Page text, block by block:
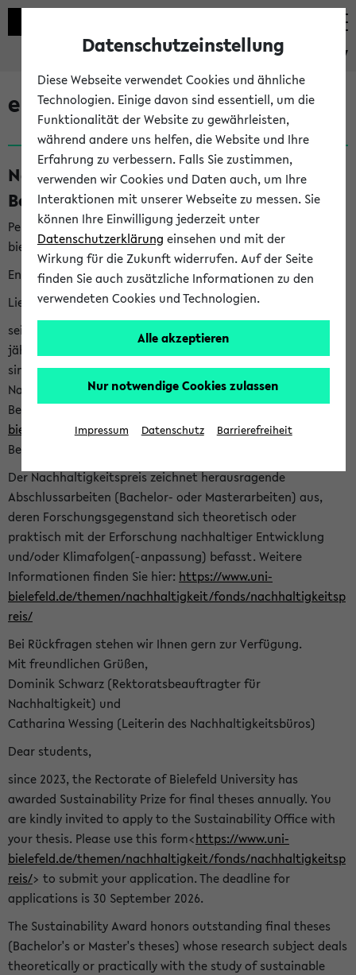
eKVV
eKVV News
Nachhaltigkeitspreis 2026:
Bewerbungsphase gestartet (06.08.26)
Per E-Mail eingestellt von nachhaltigkeitsbuero@uni-
bielefeld.de an den Verteiler 'Alle Studierenden':
English version below
Liebe Studierende,
seit 2023 verleiht das Rektorat der Universität Bielefeld
jährlich den Nachhaltigkeitspreis für Abschlussarbeiten. Sie
sind herzlich eingeladen sich mit Ihrer Abschlussarbeit beim
Nachhaltigkeitsbüro zu bewerben. Bitte nutzen Sie für Ihre
Bewerbung dieses Formular<https://formulare.uni-
bielefeld.de/frontend-server/form/provide/913/>. Die
Bewerbungsfrist endet am 30.09.2026.
Der Nachhaltigkeitspreis zeichnet herausragende
Abschlussarbeiten (Bachelor- oder Masterarbeiten) aus,
deren Forschungsgegenstand sich theoretisch oder
praktisch mit der Erforschung nachhaltiger Entwicklung
und/oder Klimafolgen(-anpassung) befasst. Weitere
Informationen finden Sie hier: https://www.uni-
bielefeld.de/themen/nachhaltigkeit/fonds/nachhaltigkeitsp
reis/
Bei Rückfragen stehen wir Ihnen gern zur Verfügung.
Mit freundlichen Grüßen,
Dominik Schwarz (Rektoratsbeauftragter für
Nachhaltigkeit) und
Catharina Wessing (Leiterin des Nachhaltigkeitsbüros)
Dear students,
since 2023, the Rectorate of Bielefeld University has
awarded Sustainability Prize for final theses annually. You
are kindly invited to apply to the Sustainability Office with
your thesis. Please use this form<https://www.uni-
bielefeld.de/themen/nachhaltigkeit/fonds/nachhaltigkeitsp
reis/> to submit your application. The deadline for
applications is 30 September 2026.
The Sustainability Award honors outstanding final theses
(Bachelor's or Master's theses) whose research subject deals
theoretically or practically with the study of sustainable
Datenschutzeinstellung
Diese Webseite verwendet Cookies und ähnliche
Technologien. Einige davon sind essentiell, um die
Funktionalität der Website zu gewährleisten,
während andere uns helfen, die Website und Ihre
Erfahrung zu verbessern. Falls Sie zustimmen,
verwenden wir Cookies und Daten auch, um Ihre
Interaktionen mit unserer Webseite zu messen. Sie
können Ihre Einwilligung jederzeit unter
Datenschutzerklärung einsehen und mit der
Wirkung für die Zukunft widerrufen. Auf der Seite
finden Sie auch zusätzliche Informationen zu den
verwendeten Cookies und Technologien.
Alle akzeptieren
Nur notwendige Cookies zulassen
Impressum Datenschutz Barrierefreiheit